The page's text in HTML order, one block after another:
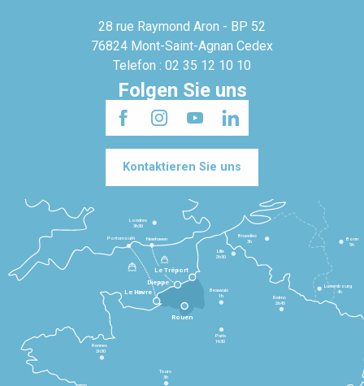
28 rue Raymond Aron - BP 52
76824 Mont-Saint-Agnan Cedex
Telefon : 02 35 12 10 10
Folgen Sie uns
Kontaktieren Sie uns
Le Havre
Dieppe
Le Tréport
Rennes
2h30
Tours
3h
Paris
1h30
Beauvais
1h
Reims
2h45
Lille
2h30
Bruxelles
3h
Londres
3h30
Newhaven
Portsmouth
Bonn
5h
Luxembourg
4h
Rouen